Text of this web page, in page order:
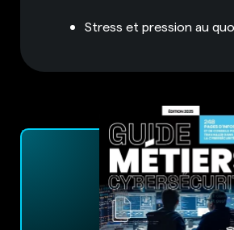
Stress et pression au